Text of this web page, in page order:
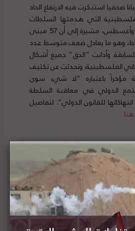
صحفيا استنكرت فيه الارتفاع الحاد
التي هدمتها السلطات
الإسرائيلية في يوليو وأغسطس، مشيرة إلى أن 57 مبنى
وهو ما يعادل ضعف متوسط عدد
وأدانت “الحق” جميع أشكال
الفلسطينية، وتحدثت عن تكثيف
مؤخراً باعتباره “لا شيء سوى
الدولي في معاقبة السلطة
للقانون الدولي”. لتفاصيل
هنا
تندد بموافقة مجلس التخطيط
جديدة